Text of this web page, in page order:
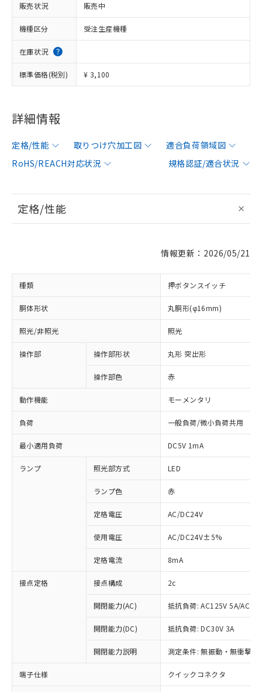
販売状況 販売中
機種区分 受注生産機種
在庫状況
標準価格(税別) ¥ 3,100
詳細情報
定格/性能 取りつけ穴加工図
適合負荷領域図
RoHS/REACH対応状況
規格認証/適合状況
定格/性能
情報更新：2026/05/21
種類 押ボタンスイッチ
胴体形状 丸胴形(φ16mm)
照光/非照光 照光
操作部 操作部形状 丸形 突出形
操作部色 赤
動作機能 モーメンタリ
負荷 一般負荷/微小負荷共用
最小適用負荷 DC5V 1mA
ランプ 照光部方式 LED
ランプ色 赤
定格電圧 AC/DC24V
使用電圧 AC/DC24V±5%
定格電流 8mA
接点定格 接点構成 2c
開閉能力(AC) 抵抗負荷: AC125V 5A/
開閉能力(DC) 抵抗負荷: DC30V 3A
開閉能力説明 測定条件: 無振動・無衝撃
端子仕様 クイックコネクタ
対応済み：EU RoHS指令（10物質）の
非含有に対応した製品が提供可能な商品で